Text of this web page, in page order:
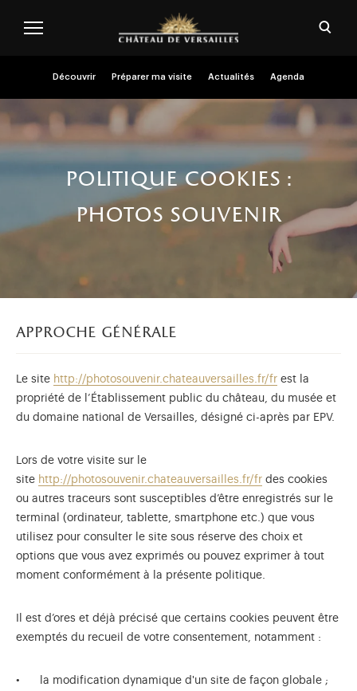
onglet)
nouvel onglet)
fenêtre modale)
de l'application (ouverture dans un nouvel onglet)
Découvrir Préparer ma visite Actualités Agenda
politique cookies :
photos souvenir
approche générale
Le site http://photosouvenir.chateauversailles.fr/fr est la
propriété de l’Établissement public du château, du musée et
du domaine national de Versailles, désigné ci-après par EPV.
Lors de votre visite sur le
site http://photosouvenir.chateauversailles.fr/fr des cookies
ou autres traceurs sont susceptibles d’être enregistrés sur le
terminal (ordinateur, tablette, smartphone etc.) que vous
utilisez pour consulter le site sous réserve des choix et
options que vous avez exprimés ou pouvez exprimer à tout
moment conformément à la présente politique.
Il est d’ores et déjà précisé que certains cookies peuvent être
exemptés du recueil de votre consentement, notamment :
la modification dynamique d'un site de façon globale ;